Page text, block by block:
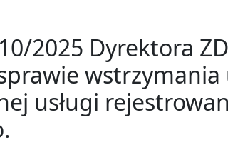
2025 Dyrektora
usługi